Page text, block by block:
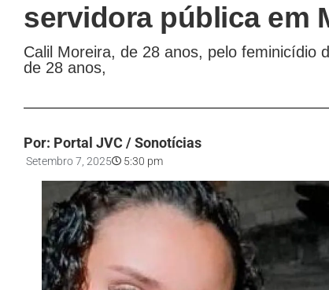
servidora pública em
Calil Moreira, de 28 anos, pelo feminicídio
de 28 anos,
Por: Portal JVC / Sonotícias
Setembro 7, 2025 5:30 pm